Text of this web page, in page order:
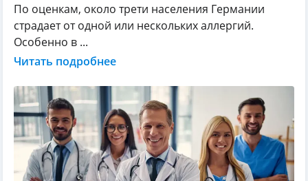
По оценкам, около трети населения Германии
страдает от одной или нескольких аллергий.
Особенно в ...
Читать подробнее